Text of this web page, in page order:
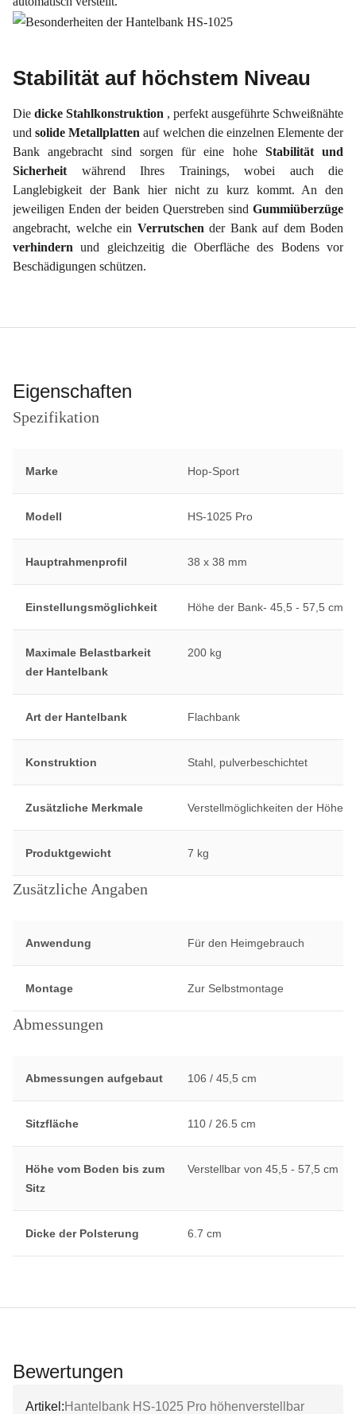
Stabilität auf höchstem Niveau
Die dicke Stahlkonstruktion , perfekt ausgeführte Schweißnähte
undsolide Metallplattenauf welchen die einzelnen Elemente der
Bank angebracht sind sorgen für eine hohe Stabilität und
Sicherheit während Ihres Trainings, wobei auch die
Langlebigkeit der Bank hier nicht zu kurz kommt. An den
jeweiligen Enden der beiden Querstreben sind Gummiüberzüge
angebracht, welche ein Verrutschen der Bank auf dem Boden
verhindernund gleichzeitig die Oberfläche des Bodens vor
Beschädigungen schützen.
Eigenschaften
Spezifikation
Marke Hop-Sport
Modell HS-1025 Pro
Hauptrahmenprofil 38 x 38 mm
Einstellungsmöglichkeit Höhe der Bank- 45,5 - 57,5 cm
Maximale Belastbarkeit
der Hantelbank
200 kg
Art der Hantelbank Flachbank
Konstruktion Stahl, pulverbeschichtet
Zusätzliche Merkmale Verstellmöglichkeiten der Höhe
Produktgewicht 7 kg
Zusätzliche Angaben
Anwendung Für den Heimgebrauch
Montage Zur Selbstmontage
Abmessungen
Abmessungen aufgebaut 106 / 45,5 cm
Sitzfläche 110 / 26.5 cm
Höhe vom Boden bis zum
Sitz
Verstellbar von 45,5 - 57,5 cm
Dicke der Polsterung 6.7 cm
Bewertungen
Artikel: Hantelbank HS-1025 Pro höhenverstellbar